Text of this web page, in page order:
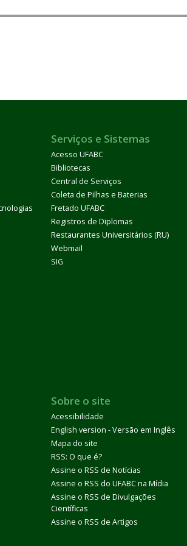
Serviços e Sistemas
Acesso UFABC
Bibliotecas
Central de Serviços
Coleta de Pilhas e Baterias
Fretado UFABC
Registros de Diplomas
Restaurantes Universitários (RU)
Webmail
SIG
Sobre o site
Acessibilidade
English version - Versão em Inglês
Mapa do site
RSS: O que é?
Assine o RSS de Notícias
Assine o RSS do UFABC na Mídia
Assine o RSS de Divulgações
Científicas
Assine o RSS de Artigos